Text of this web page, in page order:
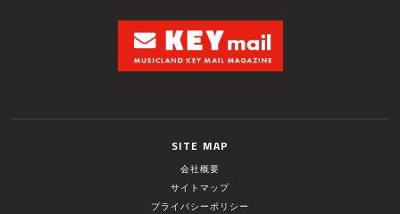
SITE MAP
会社概要
サイトマップ
プライバシーポリシー